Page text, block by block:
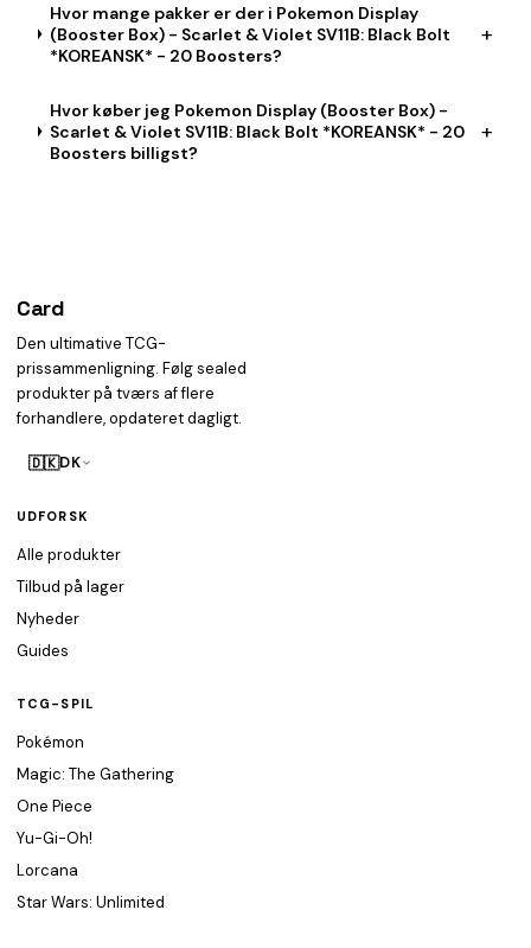
Hvor mange pakker er der i Pokemon Display
(Booster Box) - Scarlet & Violet SV11B: Black Bolt
*KOREANSK* - 20 Boosters?
+
Hvor køber jeg Pokemon Display (Booster Box) -
Scarlet & Violet SV11B: Black Bolt *KOREANSK* - 20
Boosters billigst?
+
Card
Den ultimative TCG-
prissammenligning. Følg sealed
produkter på tværs af flere
forhandlere, opdateret dagligt.
🇩🇰DK
UDFORSK
Alle produkter
Tilbud på lager
Nyheder
Guides
TCG-SPIL
Pokémon
Magic: The Gathering
One Piece
Yu-Gi-Oh!
Lorcana
Star Wars: Unlimited